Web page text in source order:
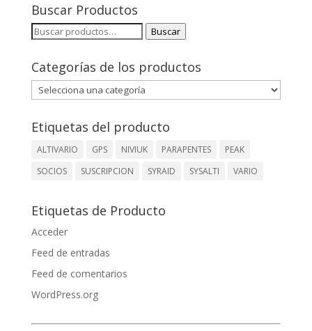
Buscar Productos
Buscar
Buscar
Categorías de los productos
Etiquetas del producto
ALTIVARIO GPS NIVIUK PARAPENTES
PEAK
SOCIOS
SUSCRIPCION SYRAID SYSALTI VARIO
Etiquetas de Producto
Acceder
Feed de entradas
Feed de comentarios
WordPress.org